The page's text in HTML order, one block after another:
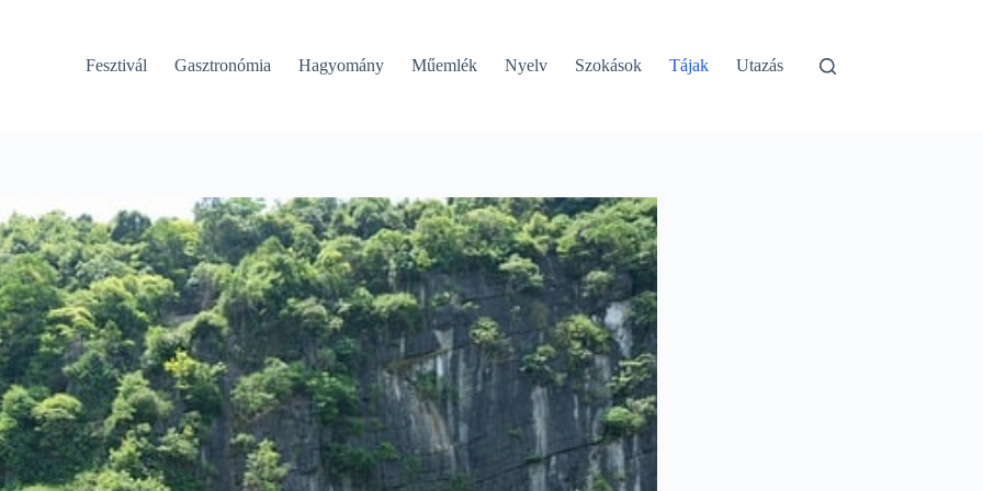
Fesztivál Gasztronómia Hagyomány Műemlék Nyelv Szokások Tájak Utazás